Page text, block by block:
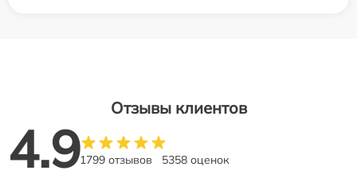
Отзывы клиентов
4.91799 отзывов 5358 оценок